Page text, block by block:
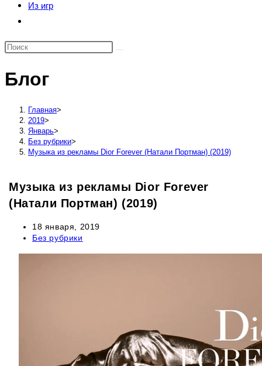
Из игр
по
сайту
Блог
Главная>
2019>
Январь>
Без рубрики>
Музыка из рекламы Dior Forever (Натали Портман) (2019)
Музыка из рекламы Dior Forever
(Натали Портман) (2019)
Запись
опубликована:
18 января, 2019
Рубрика
Без рубрики